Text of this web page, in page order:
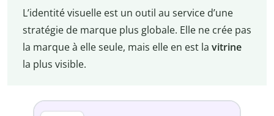
L’identité visuelle est un outil au service d’une
stratégie de marque plus globale. Elle ne crée pas
la marque à elle seule, mais elle en est la vitrine
la plus visible.